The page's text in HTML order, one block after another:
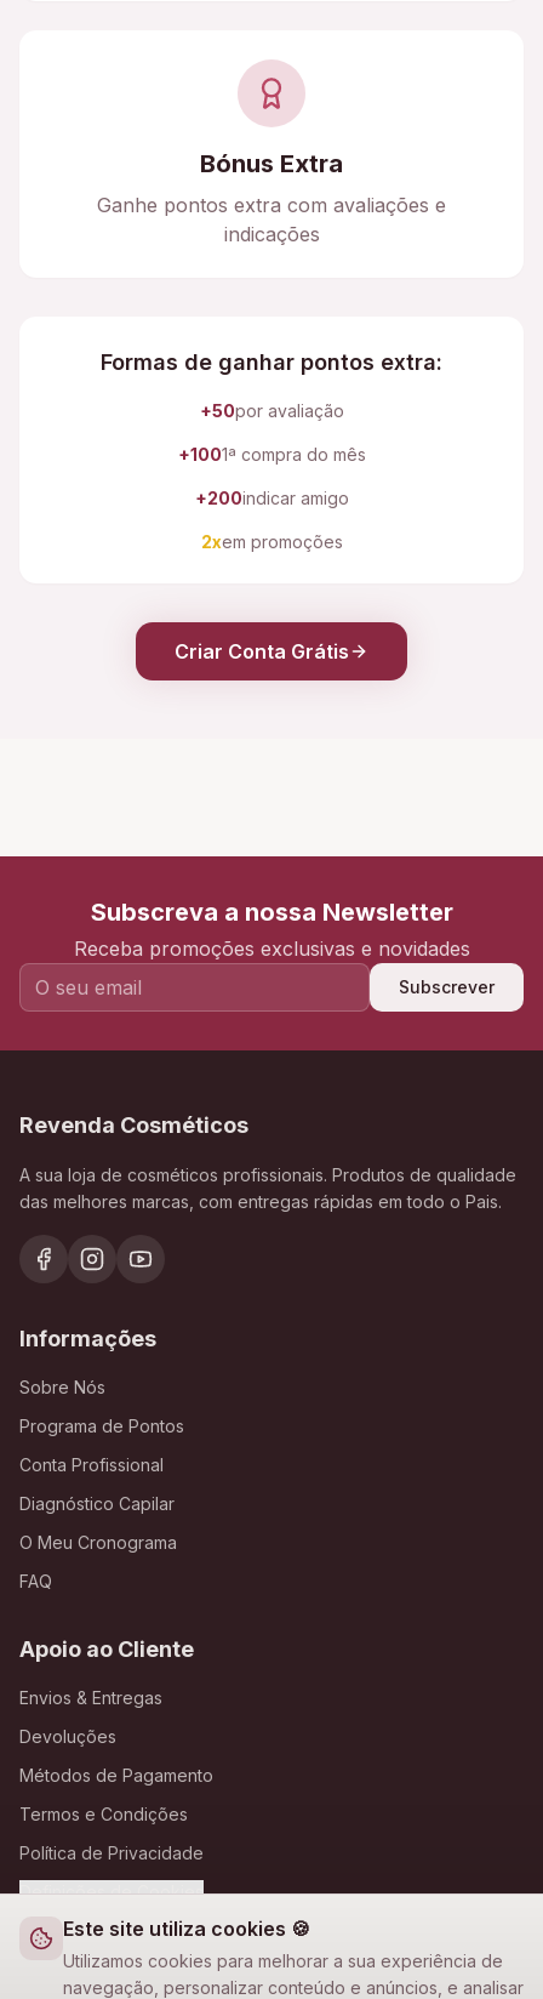
Este site utiliza cookies 🍪
Utilizamos cookies para melhorar a sua experiência de
navegação, personalizar conteúdo e anúncios, e analisar
Bónus Extra
Ganhe pontos extra com avaliações e
indicações
Formas de ganhar pontos extra:
+50por avaliação
+1001ª compra do mês
+200indicar amigo
2xem promoções
Criar Conta Grátis
Subscreva a nossa Newsletter
Receba promoções exclusivas e novidades
Subscrever
Revenda Cosméticos
A sua loja de cosméticos profissionais. Produtos de qualidade
das melhores marcas, com entregas rápidas em todo o Pais.
Informações
Sobre Nós
Programa de Pontos
Conta Profissional
Diagnóstico Capilar
O Meu Cronograma
FAQ
Apoio ao Cliente
Envios & Entregas
Devoluções
Métodos de Pagamento
Termos e Condições
Política de Privacidade
Definições de Cookies
A Loja Nova